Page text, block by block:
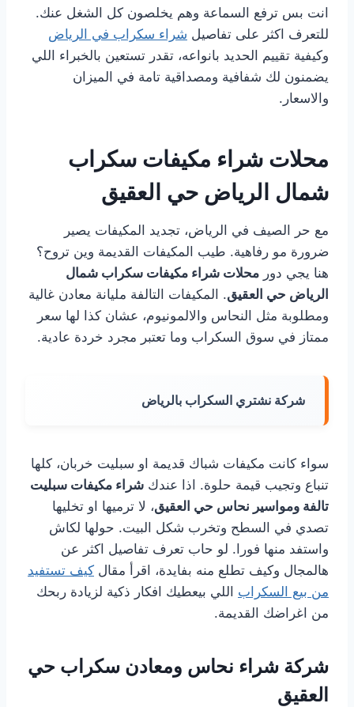
انت بس ترفع السماعة وهم يخلصون كل الشغل عنك.
للتعرف اكثر على تفاصيل شراء سكراب في الرياض
وكيفية تقييم الحديد بانواعه، تقدر تستعين بالخبراء اللي
يضمنون لك شفافية ومصداقية تامة في الميزان
والاسعار.
محلات شراء مكيفات سكراب
شمال الرياض حي العقيق
مع حر الصيف في الرياض، تجديد المكيفات يصير
ضرورة مو رفاهية. طيب المكيفات القديمة وين تروح؟
هنا يجي دور محلات شراء مكيفات سكراب شمال
الرياض حي العقيق. المكيفات التالفة مليانة معادن غالية
ومطلوبة مثل النحاس والالمونيوم، عشان كذا لها سعر
ممتاز في سوق السكراب وما تعتبر مجرد خردة عادية.
شركة نشتري السكراب بالرياض
سواء كانت مكيفات شباك قديمة او سبليت خربان، كلها
تنباع وتجيب قيمة حلوة. اذا عندك شراء مكيفات سبليت
تالفة ومواسير نحاس حي العقيق، لا ترميها او تخليها
تصدي في السطح وتخرب شكل البيت. حولها لكاش
واستفد منها فورا. لو حاب تعرف تفاصيل اكثر عن
هالمجال وكيف تطلع منه بفايدة، اقرأ مقال كيف تستفيد
من بيع السكراب اللي بيعطيك افكار ذكية لزيادة ربحك
من اغراضك القديمة.
شركة شراء نحاس ومعادن سكراب حي
العقيق